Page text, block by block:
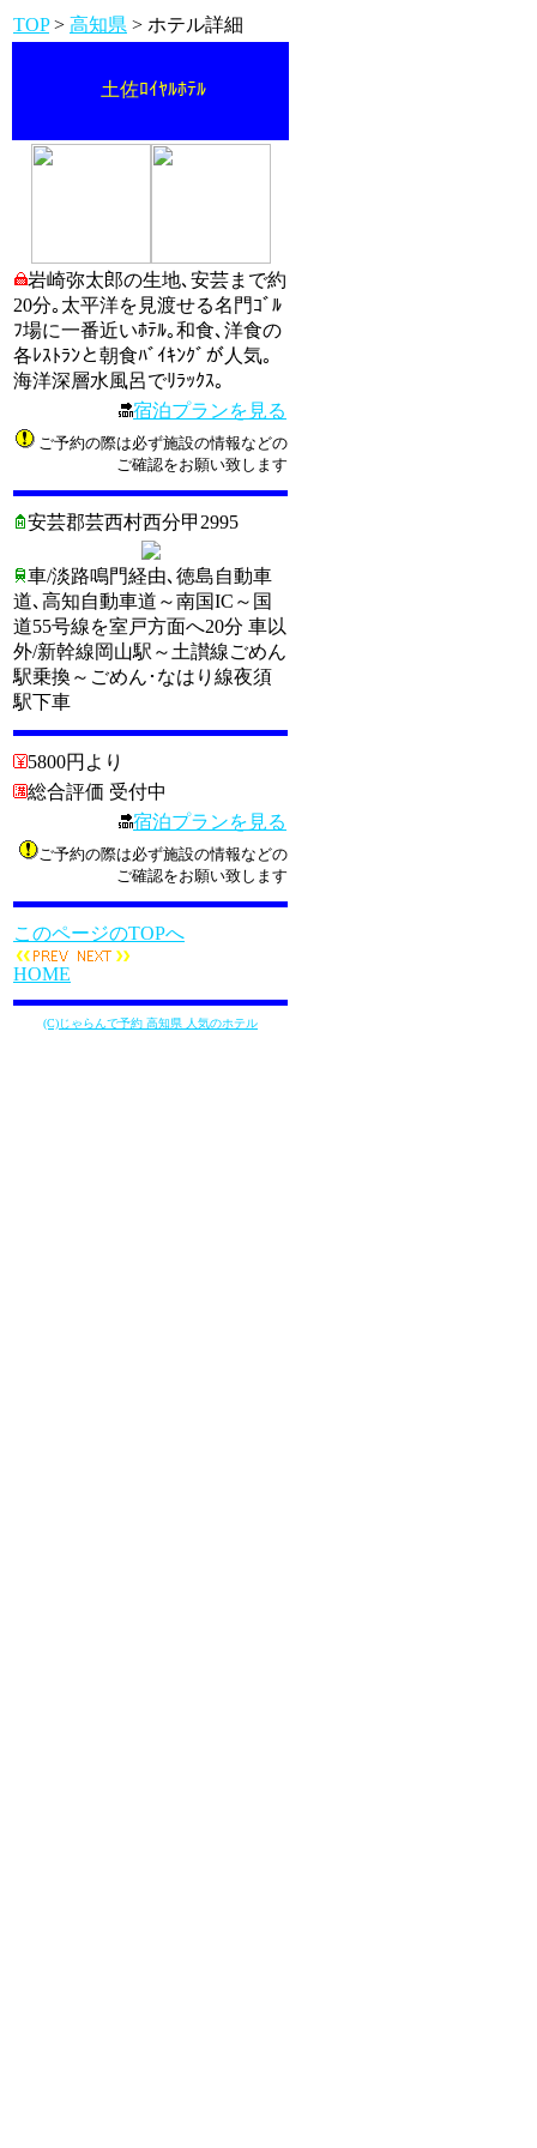
TOP> 高知県 > ホテル詳細
土佐ﾛｲﾔﾙﾎﾃﾙ
岩崎弥太郎の生地､安芸まで約
20分｡太平洋を見渡せる名門ｺﾞﾙ
ﾌ場に一番近いﾎﾃﾙ｡和食､洋食の
各ﾚｽﾄﾗﾝと朝食ﾊﾞｲｷﾝｸﾞが人気｡
海洋深層水風呂でﾘﾗｯｸｽ｡
宿泊プランを見る
ご予約の際は必ず施設の情報などの
ご確認をお願い致します
安芸郡芸西村西分甲2995
車/淡路鳴門経由､徳島自動車
道､高知自動車道～南国IC～国
道55号線を室戸方面へ20分 車以
外/新幹線岡山駅～土讃線ごめん
駅乗換～ごめん･なはり線夜須
駅下車
5800円より
総合評価 受付中
宿泊プランを見る
ご予約の際は必ず施設の情報などの
ご確認をお願い致します
このページのTOPへ
HOME
(C)じゃらんで予約 高知県 人気のホテル